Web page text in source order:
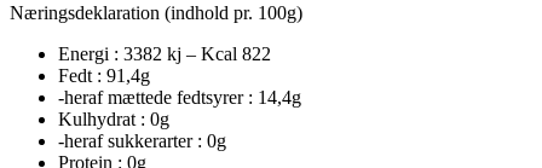
Næringsdeklaration (indhold pr. 100g)
Energi : 3382 kj – Kcal 822
Fedt : 91,4g
-heraf mættede fedtsyrer : 14,4g
Kulhydrat : 0g
-heraf sukkerarter : 0g
Protein : 0g